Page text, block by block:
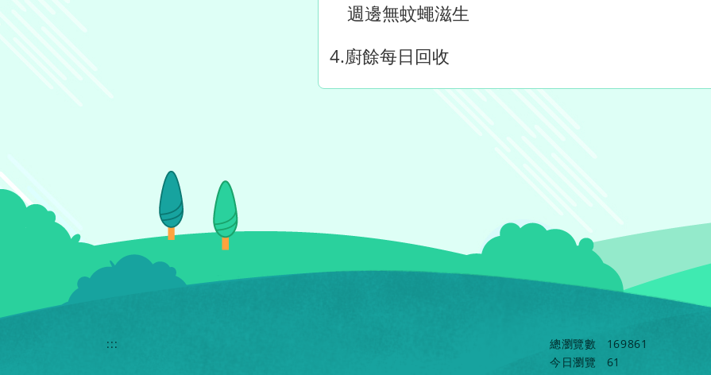
週邊無蚊蠅滋生
4.廚餘每日回收
::: 總瀏覽數
169861
今日瀏覽
61